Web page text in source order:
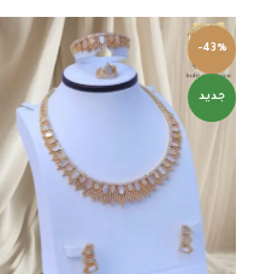
-43%
جديد